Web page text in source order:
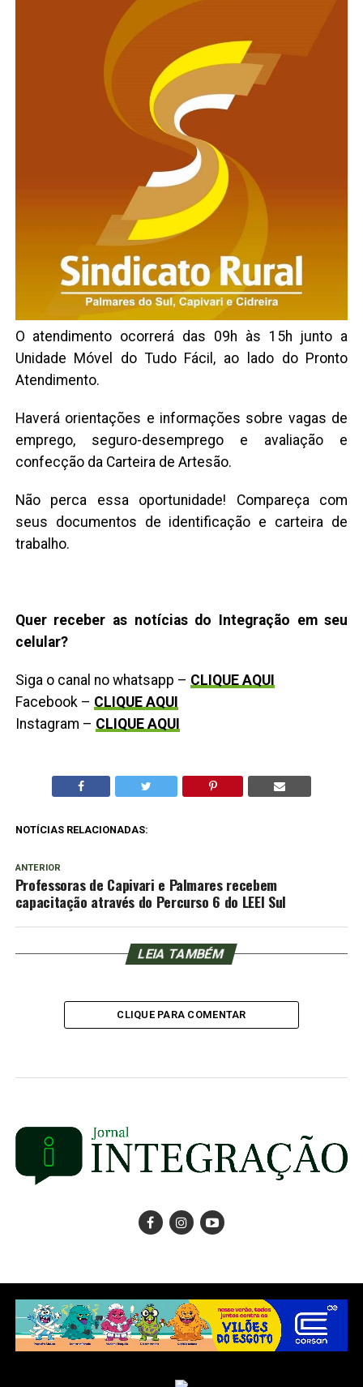
O atendimento ocorrerá das 09h às 15h junto a
Unidade Móvel do Tudo Fácil, ao lado do Pronto
Atendimento.
Haverá orientações e informações sobre vagas de
emprego, seguro-desemprego e avaliação e
confecção da Carteira de Artesão.
Não perca essa oportunidade! Compareça com
seus documentos de identificação e carteira de
trabalho.
Quer receber as notícias do Integração em seu
celular?
Siga o canal no whatsapp – CLIQUE AQUI
Facebook – CLIQUE AQUI
Instagram – CLIQUE AQUI
NOTÍCIAS RELACIONADAS:
ANTERIOR
Professoras de Capivari e Palmares recebem
capacitação através do Percurso 6 do LEEI Sul
LEIA TAMBÉM
CLIQUE PARA COMENTAR